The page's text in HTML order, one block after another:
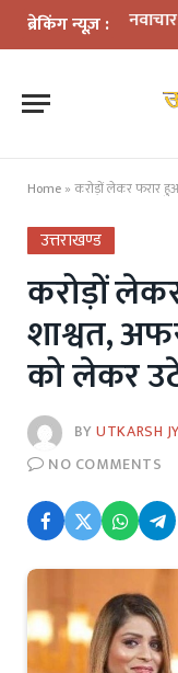
ब्रेकिंग न्यूज़ :
नवाचार: हरिद्वार
Home » करोड़ों लेकर फरार हुआ
उत्तराखण्ड
करोड़ों
शाश्वत,
को लेकर
BYUTKARSH
NO COMMENTS